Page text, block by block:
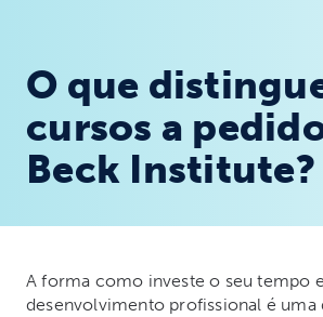
O que
cursos a
Beck Institute?
A forma como investe o seu tempo
desenvolvimento profissional é uma